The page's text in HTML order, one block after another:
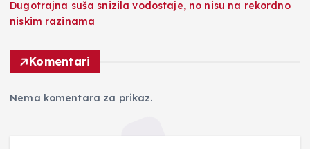
Dugotrajna suša snizila vodostaje, no nisu na rekordno
niskim razinama
Komentari
Nema komentara za prikaz.